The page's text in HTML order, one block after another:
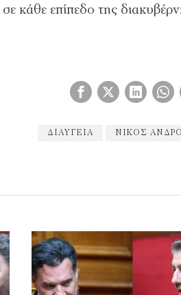
κάθε επίπεδο της
ΔΙΑΥΓΕΙΑ ΝΊΚΟΣ